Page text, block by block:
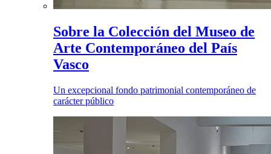
Sobre la Colección del Museo de
Arte Contemporáneo del País
Vasco
Un excepcional fondo patrimonial contemporáneo de
carácter público